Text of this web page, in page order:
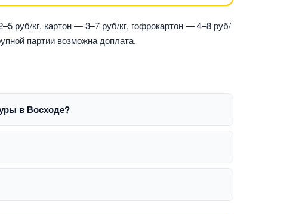
руб/кг, картон — 3–7 руб/кг, гофрокартон — 4–8 руб/
партии возможна доплата.
в Восходе?